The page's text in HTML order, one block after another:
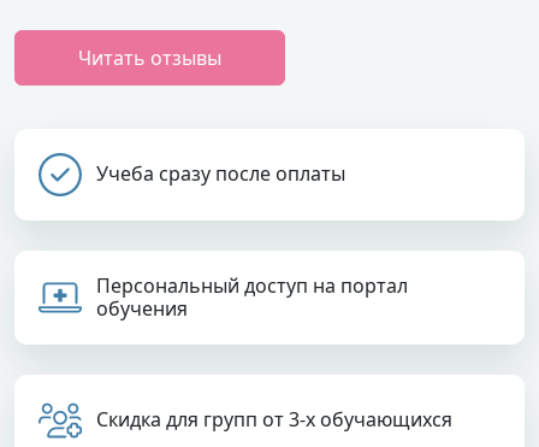
Читать отзывы
Учеба сразу после оплаты
Персональный доступ на портал
обучения
Скидка для групп от 3-х обучающихся